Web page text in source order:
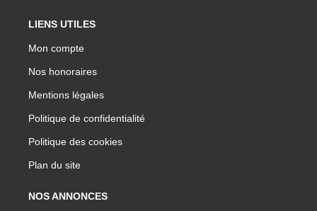
LIENS UTILES
Mon compte
Nos honoraires
Mentions légales
Politique de confidentialité
Politique des cookies
Plan du site
NOS ANNONCES